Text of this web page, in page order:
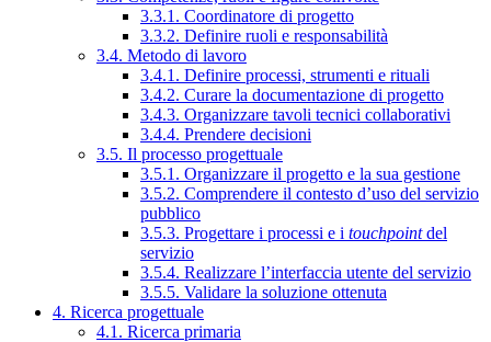
3.3.1. Coordinatore di progetto
3.3.2. Definire ruoli e responsabilità
3.4. Metodo di lavoro
3.4.1. Definire processi, strumenti e rituali
3.4.2. Curare la documentazione di progetto
3.4.3. Organizzare tavoli tecnici collaborativi
3.4.4. Prendere decisioni
3.5. Il processo progettuale
3.5.1. Organizzare il progetto e la sua gestione
3.5.2. Comprendere il contesto d’uso del servizio
pubblico
3.5.3. Progettare i processi e i touchpointdel
servizio
3.5.4. Realizzare l’interfaccia utente del servizio
3.5.5. Validare la soluzione ottenuta
4. Ricerca progettuale
4.1. Ricerca primaria